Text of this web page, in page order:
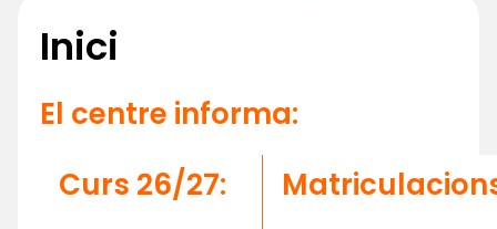
Inici
El centre informa:
Curs 26/27: